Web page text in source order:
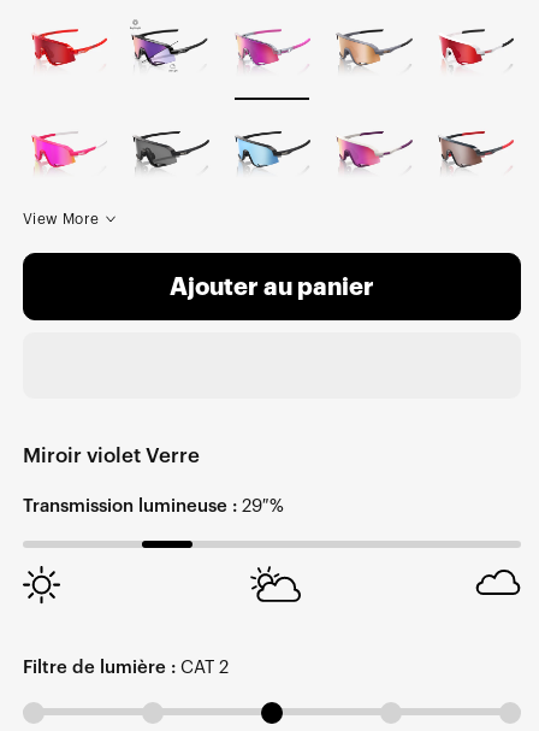
View More
Ajouter au panier
Miroir violet Verre
Transmission lumineuse : 29 %
Filtre de lumière : CAT 2